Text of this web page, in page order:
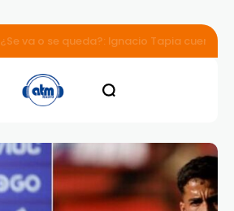
¿Se va o se queda?: Ignacio Tapia cuenta